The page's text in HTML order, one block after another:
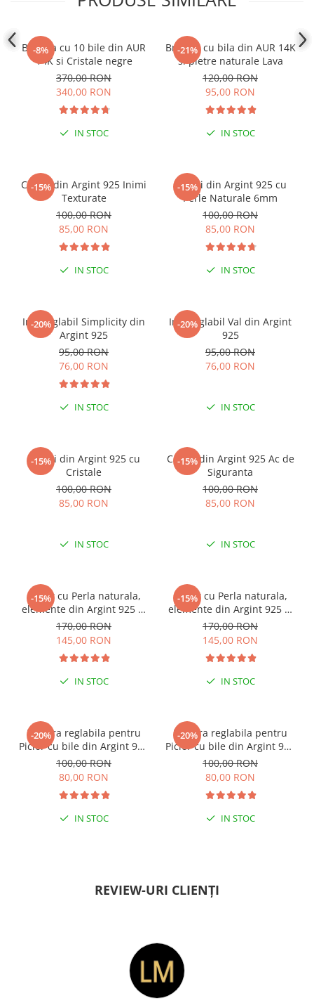
Argint
Coliere cu pietre semiprețioase
-8%
Bratara cu 10 bile din AUR
14K si Cristale negre
370,00 RON
340,00 RON
IN STOC
-21%
Bratara cu bila din AUR 14K
si pietre naturale Lava
120,00 RON
95,00 RON
IN STOC
-15%
Cercei din Argint 925 Inimi
Texturate
100,00 RON
85,00 RON
IN STOC
-15%
Cercei din Argint 925 cu
Perle Naturale 6mm
100,00 RON
85,00 RON
IN STOC
-20%
Inel reglabil Simplicity din
Argint 925
95,00 RON
76,00 RON
IN STOC
-20%
Inel reglabil Val din Argint
925
95,00 RON
76,00 RON
IN STOC
-15%
Cercei din Argint 925 cu
Cristale
100,00 RON
85,00 RON
IN STOC
-15%
Cercei din Argint 925 Ac de
Siguranta
100,00 RON
85,00 RON
IN STOC
-15%
Colier cu Perla naturala,
elemente din Argint 925 si
margele Miyuki, multicolor
170,00 RON
145,00 RON
IN STOC
-15%
Colier cu Perla naturala,
elemente din Argint 925 si
margele Miyuki, verde/kiwi
170,00 RON
145,00 RON
IN STOC
-20%
Bratara reglabila pentru
Picior cu bile din Argint 925
si margele Miyuki rosii
100,00 RON
80,00 RON
IN STOC
-20%
Bratara reglabila pentru
Picior cu bile din Argint 925
si margele Miyuki verzi
100,00 RON
80,00 RON
IN STOC
REVIEW-URI CLIENȚI